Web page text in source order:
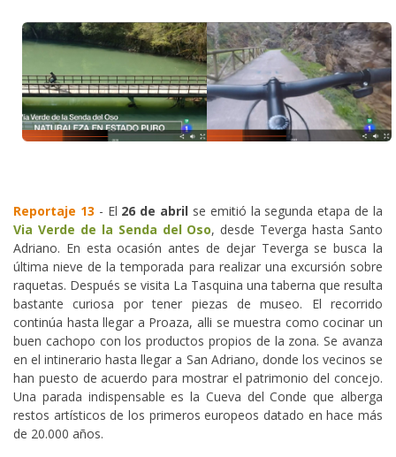
Reportaje 13 - El 26 de abril se emitió la segunda etapa de la
Via Verde de la Senda del Oso, desde Teverga hasta Santo
Adriano. En esta ocasión antes de dejar Teverga se busca la
última nieve de la temporada para realizar una excursión sobre
raquetas. Después se visita La Tasquina una taberna que resulta
bastante curiosa por tener piezas de museo. El recorrido
continúa hasta llegar a Proaza, alli se muestra como cocinar un
buen cachopo con los productos propios de la zona. Se avanza
en el intinerario hasta llegar a San Adriano, donde los vecinos se
han puesto de acuerdo para mostrar el patrimonio del concejo.
Una parada indispensable es la Cueva del Conde que alberga
restos artísticos de los primeros europeos datado en hace más
de 20.000 años.